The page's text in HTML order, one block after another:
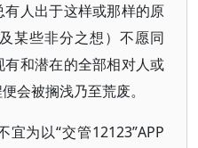
人出于这样或那样的原
某些非分之想）不愿同
和潜在的全部相对人或
会被搁浅乃至荒废。
为以“交管12123”APP